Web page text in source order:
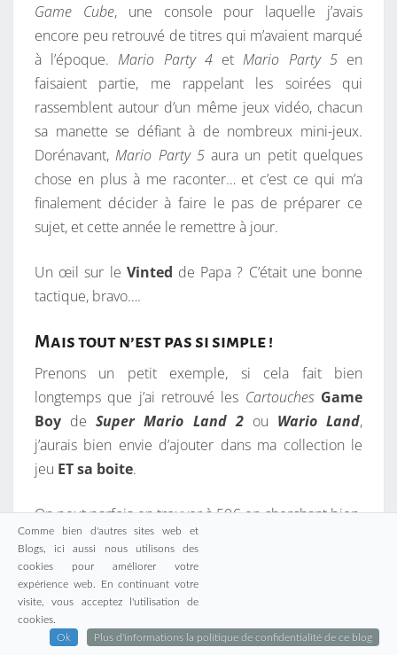
Game Cube, une console pour laquelle j’avais
encore peu retrouvé de titres qui m’avaient marqué
à l’époque.Mario Party 4etMario Party 5en
faisaient partie, me rappelant les soirées qui
rassemblent autour d’un même jeux vidéo, chacun
sa manette se défiant à de nombreux mini-jeux.
Dorénavant,Mario Party 5aura un petit quelques
chose en plus à me raconter… et c’est ce qui m’a
finalement décider à faire le pas de préparer ce
sujet, et cette année le remettre à jour.
Un œil sur le Vinted de Papa ? C’était une bonne
tactique, bravo….
Mais tout n’est pas si simple !
Prenons un petit exemple, si cela fait bien
longtemps que j’ai retrouvé les Cartouches Game
Boy deSuper Mario Land 2ou Wario Land,
j’aurais bien envie d’ajouter dans ma collection le
jeu ETsa boite.
On peut parfois en trouver à 50€ en cherchant bien.
Mais il faut rester attentif à ce qu’il s’agisse bien
d’une boite d’origine… On trouve en effet de plus en
plus de «boite de remplacement
ailleurs très variable pour une dizaine d’euro… Dès
lors, mettre plus 50€ ou plus pour une copie serait
Comme bien d'autres sites web et
Blogs, ici aussi nous utilisons des
cookies pour améliorer votre
expérience web. En continuant votre
visite, vous acceptez l'utilisation de
cookies.
Ok
Plus d'informations la politique de confidentialité de ce blog